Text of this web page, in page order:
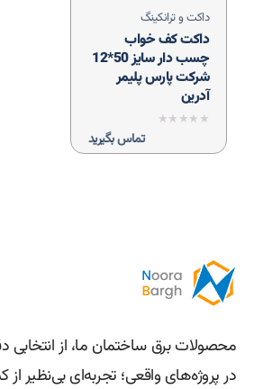
داکت و ترانکینگ
داکت کف خواب
چسب دار سایز 50*12
شرکت پارس پلیمر
آدرین
0
تماس بگیرید
محصولات برق ساختمان ما، از انتخابی
در پروژه‌های واقعی؛ تجربه‌ای بی‌نظیر